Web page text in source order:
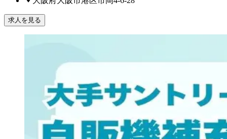
求人を見る